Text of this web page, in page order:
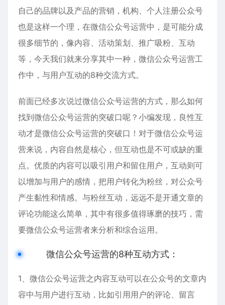
自己的品牌以及产品的营销，机构、个人注册公众号
也是这样一个理，在微信公众号运营中，是可能分成
很多细节的，像内容、活动策划、推广吸粉、互动
等，今天我们就来分享其中一种，微信公众号运营工
作中，与用户互动的8种交流方式。
前面已经多次说过微信公众号运营的方式，那么如何
找到微信公众号运营的突破口呢？小编发现，良性互
动才是微信公众号运营的突破口！对于微信公众号运
营来说，内容自然是核心，但互动也是不可或缺的重
点。优质的内容可以吸引用户和留住用户，互动则可
以增加与用户的感情，把用户转化为粉丝，对公众号
产生黏性和情感。与粉丝互动，远远不是开通文章的
评论功能这么简单，其中有很多值得琢磨的技巧，需
要微信公众号运营者来分析和综合运用。
微信公众号运营的8种互动方式：
1、微信公众号运营之内容互动可以在公众号的文章内
容中与用户进行互动，比如引用用户的评论、留言